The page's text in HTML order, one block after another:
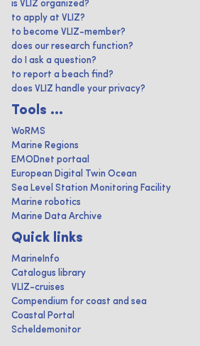
is VLIZ organized?
to apply at VLIZ?
to become VLIZ-member?
does our research function?
do I ask a question?
to report a beach find?
does VLIZ handle your privacy?
Tools ...
WoRMS
Marine Regions
EMODnet portaal
European Digital Twin Ocean
Sea Level Station Monitoring Facility
Marine robotics
Marine Data Archive
Quick links
MarineInfo
Catalogus library
VLIZ-cruises
Compendium for coast and sea
Coastal Portal
Scheldemonitor